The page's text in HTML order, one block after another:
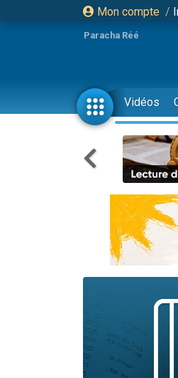
Mon compte /
Paracha Réé
Vidéos